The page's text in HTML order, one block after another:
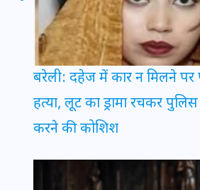
बरेली: दहेज में कार न मिलने पर
हत्या, लूट का ड्रामा रचकर
करने की कोशिश